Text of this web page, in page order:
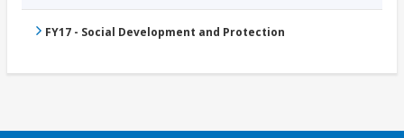
FY17 - Social Development and Protection